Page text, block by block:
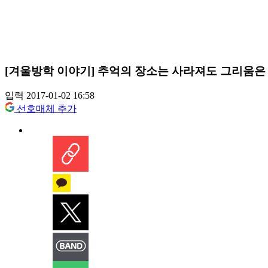
[겨울방학 이야기] 추억의 장소는 사라져도 그리움
입력 2017-01-02 16:58
선호매체 추가